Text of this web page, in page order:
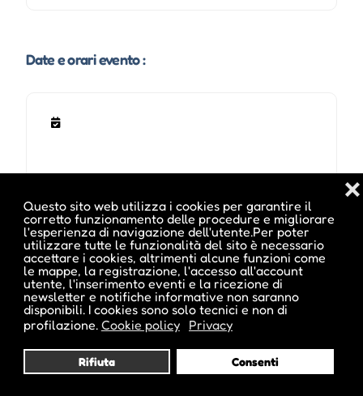
Questo sito web utilizza i cookies per garantire il
corretto funzionamento delle procedure e migliorare
l'esperienza di navigazione dell'utente.Per poter
utilizzare tutte le funzionalità del sito è necessario
accettare i cookies, altrimenti alcune funzioni come
le mappe, la registrazione, l'accesso all'account
utente, l'inserimento eventi e la ricezione di
newsletter e notifiche informative non saranno
disponibili. I cookies sono solo tecnici e non di
profilazione. Cookie policy Privacy
Rifiuta Consenti
❌
Date e orari evento :
Pubblicato da :